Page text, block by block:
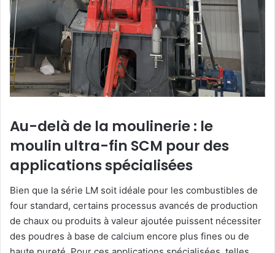
Au-delà de la moulinerie : le
moulin ultra-fin SCM pour des
applications spécialisées
Bien que la série LM soit idéale pour les combustibles de
four standard, certains processus avancés de production
de chaux ou produits à valeur ajoutée puissent nécessiter
des poudres à base de calcium encore plus fines ou de